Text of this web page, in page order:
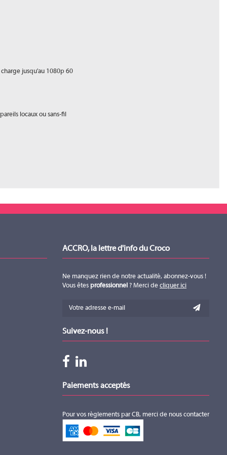
jusqu'au 1080p 60
locaux ou sans-fil
ACCRO, la lettre d'info du Croco
Ne manquez rien de notre actualité, abonnez-vous !
Vous êtes professionnel ? Merci de cliquer ici
Suivez-nous !
Paiements acceptés
Pour vos règlements par CB, merci de nous contacter